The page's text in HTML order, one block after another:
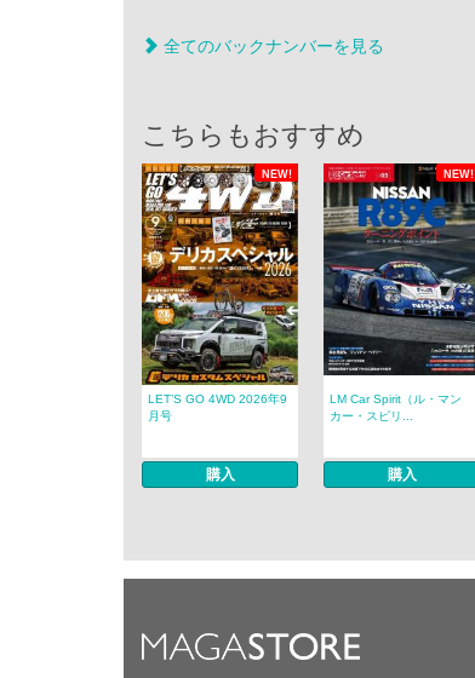
全てのバックナンバーを見る
こちらもおすすめ
NEW! NEW!
LET’S GO 4WD 2026年9
月号
購入
LM Car Spirit（ル・マン
カー・スピリ...
購入